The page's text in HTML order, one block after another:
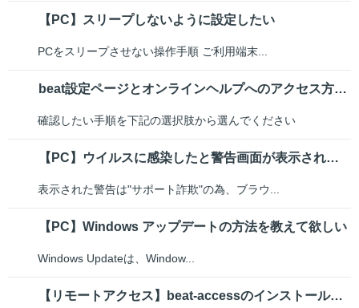
【PC】スリープしないように設定したい
PCをスリープさせない操作手順 ご利用端末...
beat設定ページとオンラインヘルプへのアクセス方法とログイン方法を教えて...
確認したい手順を下記の選択肢から選んでください
【PC】ウイルスに感染したと警告画面が表示されました
表示された警告は"サポート詐欺"の為、ブラウ...
【PC】Windows アップデートの方法を教えて欲しい
Windows Updateは、Window...
【リモートアクセス】beat-accessのインストール手順